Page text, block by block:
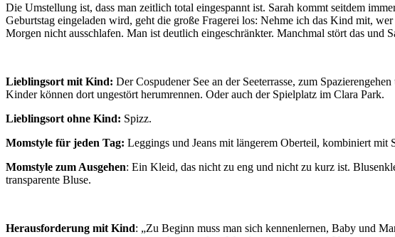
Die Umstellung ist, dass man zeitlich total eingespannt ist. Sarah kommt seitdem
Geburtstag eingeladen wird, geht die große Fragerei los: Nehme ich das Kind mit,
Morgen nicht ausschlafen. Man ist deutlich eingeschränkter. Manchmal stört das
Lieblingsort mit Kind: Der Cospudener See an der Seeterrasse, zum
Kinder können dort ungestört herumrennen. Oder auch der Spielplatz im Clara Park.
Lieblingsort ohne Kind: Spizz.
Momstyle für jeden Tag: Leggings und Jeans mit längerem Oberteil, kombiniert
Momstyle zum Ausgehen: Ein Kleid, das nicht zu eng und nicht zu kurz ist.
transparente Bluse.
Herausforderung mit Kind: „Zu Beginn muss man sich kennenlernen, Baby und